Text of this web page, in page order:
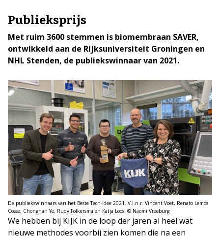
Publieksprijs
Met ruim 3600 stemmen is biomembraan SAVER,
ontwikkeld aan de Rijksuniversiteit Groningen en
NHL Stenden, de publiekswinnaar van 2021.
De publiekswinnaars van het Beste Tech-idee 2021. V.l.n.r. Vincent Voet, Renato Lemos
Cosse, Chongnan Ye, Rudy Folkersma en Katja Loos. © Naomi Vreeburg
We hebben bij KIJK in de loop der jaren al heel wat
nieuwe methodes voorbij zien komen die na een